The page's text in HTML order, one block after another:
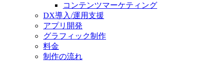
コンテンツマーケティング
DX導入/運用支援
アプリ開発
グラフィック制作
料金
制作の流れ